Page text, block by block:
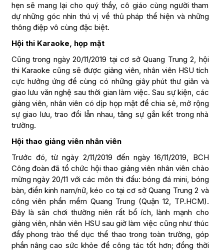
hẹn sẽ mang lại cho quý thầy, cô giáo cùng người tham
dự những góc nhìn thú vị về thủ pháp thể hiện và những
thông điệp vô cùng đặc biệt.
Hội thi Karaoke, họp mặt
Cũng trong ngày 20/11/2019 tại cơ sở Quang Trung 2, hội
thi Karaoke cũng sẽ được giảng viên, nhân viên HSU tích
cực hưởng ứng để cùng có những giây phút thư giãn và
giao lưu văn nghệ sau thời gian làm việc. Sau sự kiện, các
giảng viên, nhân viên có dịp họp mặt để chia sẻ, mở rộng
sự giao lưu, trao đổi lẫn nhau, tăng sự gắn kết trong nhà
trường.
Hội thao giảng viên nhân viên
Trước đó, từ ngày 2/11/2019 đến ngày 16/11/2019, BCH
Công đoàn đã tổ chức hội thao giảng viên nhân viên chào
mừng ngày 20/11 với các môn thi đấu: bóng đá mini, bóng
bàn, điền kinh nam/nữ, kéo co tại cơ sở Quang Trung 2 và
công viên phần mềm Quang Trung (Quận 12, TP.HCM).
Đây là sân chơi thường niên rất bổ ích, lành mạnh cho
giảng viên, nhân viên HSU sau giờ làm việc cũng như thúc
đẩy phong trào thể dục thể thao trong toàn trường, góp
phần nâng cao sức khỏe để công tác tốt hơn; đồng thời